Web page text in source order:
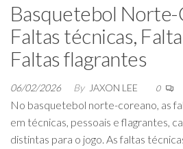
Basquetebol Norte-
Faltas técnicas,
Faltas flagrantes
06/02/2026 By JAXON LEE 0
No basquetebol norte-coreano, as
em técnicas, pessoais e flagrantes,
distintas para o jogo. As faltas